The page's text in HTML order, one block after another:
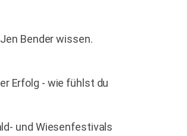
Bender wissen.
Erfolg - wie fühlst du
und Wiesenfestivals